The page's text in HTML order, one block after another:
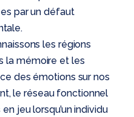
par un défaut
les régions
la mémoire et les
des émotions sur nos
le réseau fonctionnel
jeu lorsqu’un individu